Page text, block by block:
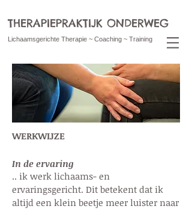
Lichaamsgerichte Therapie ~ Coaching ~ Training
THERAPIEPRAKTIJK ONDERWEG
WERKWIJZE
In de ervaring
.. ik werk lichaams- en
ervaringsgericht. Dit betekent dat ik
altijd een klein beetje meer luister naar